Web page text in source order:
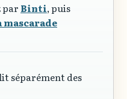
par Binti, puis
séparément des